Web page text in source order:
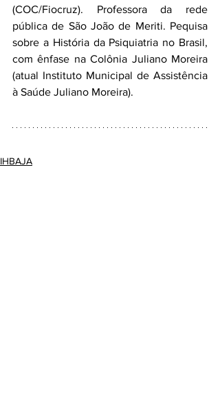
(COC/Fiocruz). Professora da rede
pública de São João de Meriti. Pequisa
sobre a História da Psiquiatria no Brasil,
com ênfase na Colônia Juliano Moreira
(atual Instituto Municipal de Assistência
à Saúde Juliano Moreira).
IHBAJA